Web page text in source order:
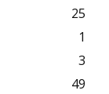
25
1
3
49